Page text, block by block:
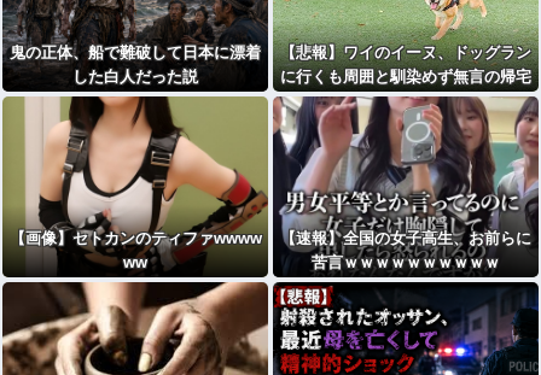
鬼の正体、船で難破して日本に漂着
した白人だった説
【悲報】ワイのイーヌ、ドッグラン
に行くも周囲と馴染めず無言の帰宅
【画像】セトカンのティファwwww
ww
【速報】全国の女子高生、お前らに
苦言ｗｗｗｗｗｗｗｗｗｗ